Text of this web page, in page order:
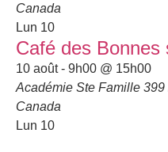
Canada
Lun 10
Café des Bonnes
10 août - 9h00@ 15h00
Académie Ste Famille 399
Canada
Lun 10